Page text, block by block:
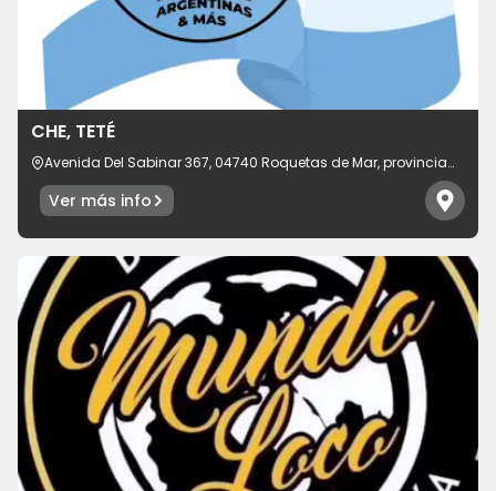
CHE, TETÉ
Avenida Del Sabinar 367, 04740 Roquetas de Mar, provincia
Ver más info